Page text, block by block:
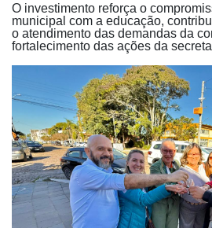
O investimento reforça o
municipal com a educação,
o atendimento das demandas da
fortalecimento das ações da